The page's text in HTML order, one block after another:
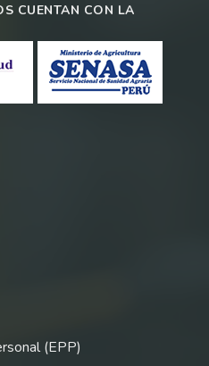
CUENTAN CON LA
(EPP)